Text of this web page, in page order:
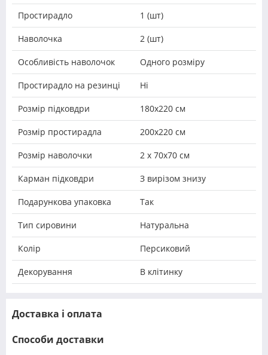
Простирадло 1 (шт)
Наволочка 2 (шт)
Особливість наволочок Одного розміру
Простирадло на резинці Ні
Розмір підковдри 180х220 см
Розмір простирадла 200х220 см
Розмір наволочки 2 х 70х70 см
Карман підковдри З вирізом знизу
Подарункова упаковка Так
Тип сировини Натуральна
Колір Персиковий
Декорування В клітинку
Доставка і оплата
Способи доставки